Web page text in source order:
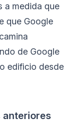
a medida que
que Google
de Google
edificio desde
anteriores